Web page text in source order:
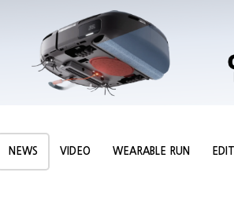
NEWS VIDEO WEARABLE RUN